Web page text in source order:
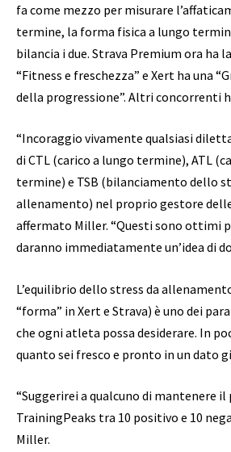
fa come mezzo per misurare
termine, la forma fisica a lungo
bilancia i due. Strava Premium ora ha
“Fitness e freschezza” e Xert ha una
della progressione”. Altri concorrenti
“Incoraggio vivamente qualsiasi
di CTL (carico a lungo termine), ATL
termine) e TSB (bilanciamento dello
allenamento) nel proprio gestore
affermato Miller. “Questi sono ottimi
daranno immediatamente un’idea di
L’equilibrio dello stress da
“forma” in Xert e Strava) è uno dei
che ogni atleta possa desiderare. In
quanto sei fresco e pronto in un dato
“Suggerirei a qualcuno di mantenere il
TrainingPeaks tra 10 positivo e 10
Miller.